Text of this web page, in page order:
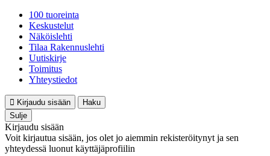
100 tuoreinta
Keskustelut
Näköislehti
Tilaa Rakennuslehti
Uutiskirje
Toimitus
Yhteystiedot
Kirjaudu sisään
Haku
Sulje
Kirjaudu sisään
Voit kirjautua sisään, jos olet jo aiemmin rekisteröitynyt ja sen
yhteydessä luonut käyttäjäprofiilin